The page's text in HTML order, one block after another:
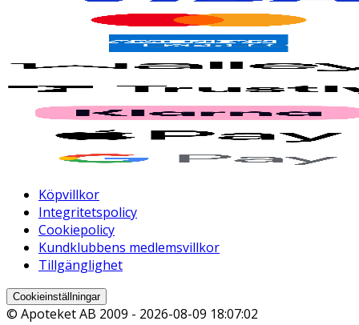
Köpvillkor
Integritetspolicy
Cookiepolicy
Kundklubbens medlemsvillkor
Tillgänglighet
Cookieinställningar
© Apoteket AB 2009 - 2026-08-09 18:07:02